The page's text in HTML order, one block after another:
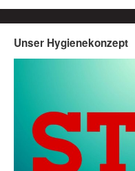
Unser Hygienekonzept